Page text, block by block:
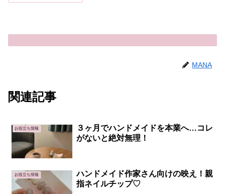
MANA
関連記事
お役立ち情報
３ヶ月でハンドメイドを本業へ…コレ
がないと絶対無理！
お役立ち情報
ハンドメイド作家さん向けの映え！親
指ネイルチップ♡